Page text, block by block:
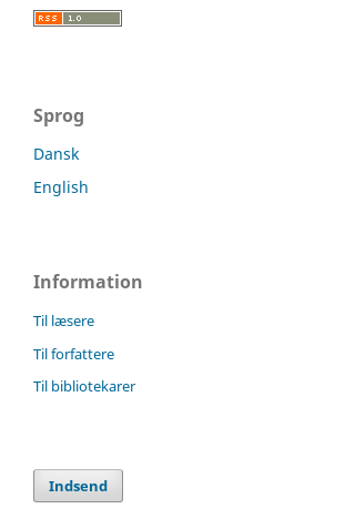
Sprog
Dansk
English
Information
Til læsere
Til forfattere
Til bibliotekarer
Indsend